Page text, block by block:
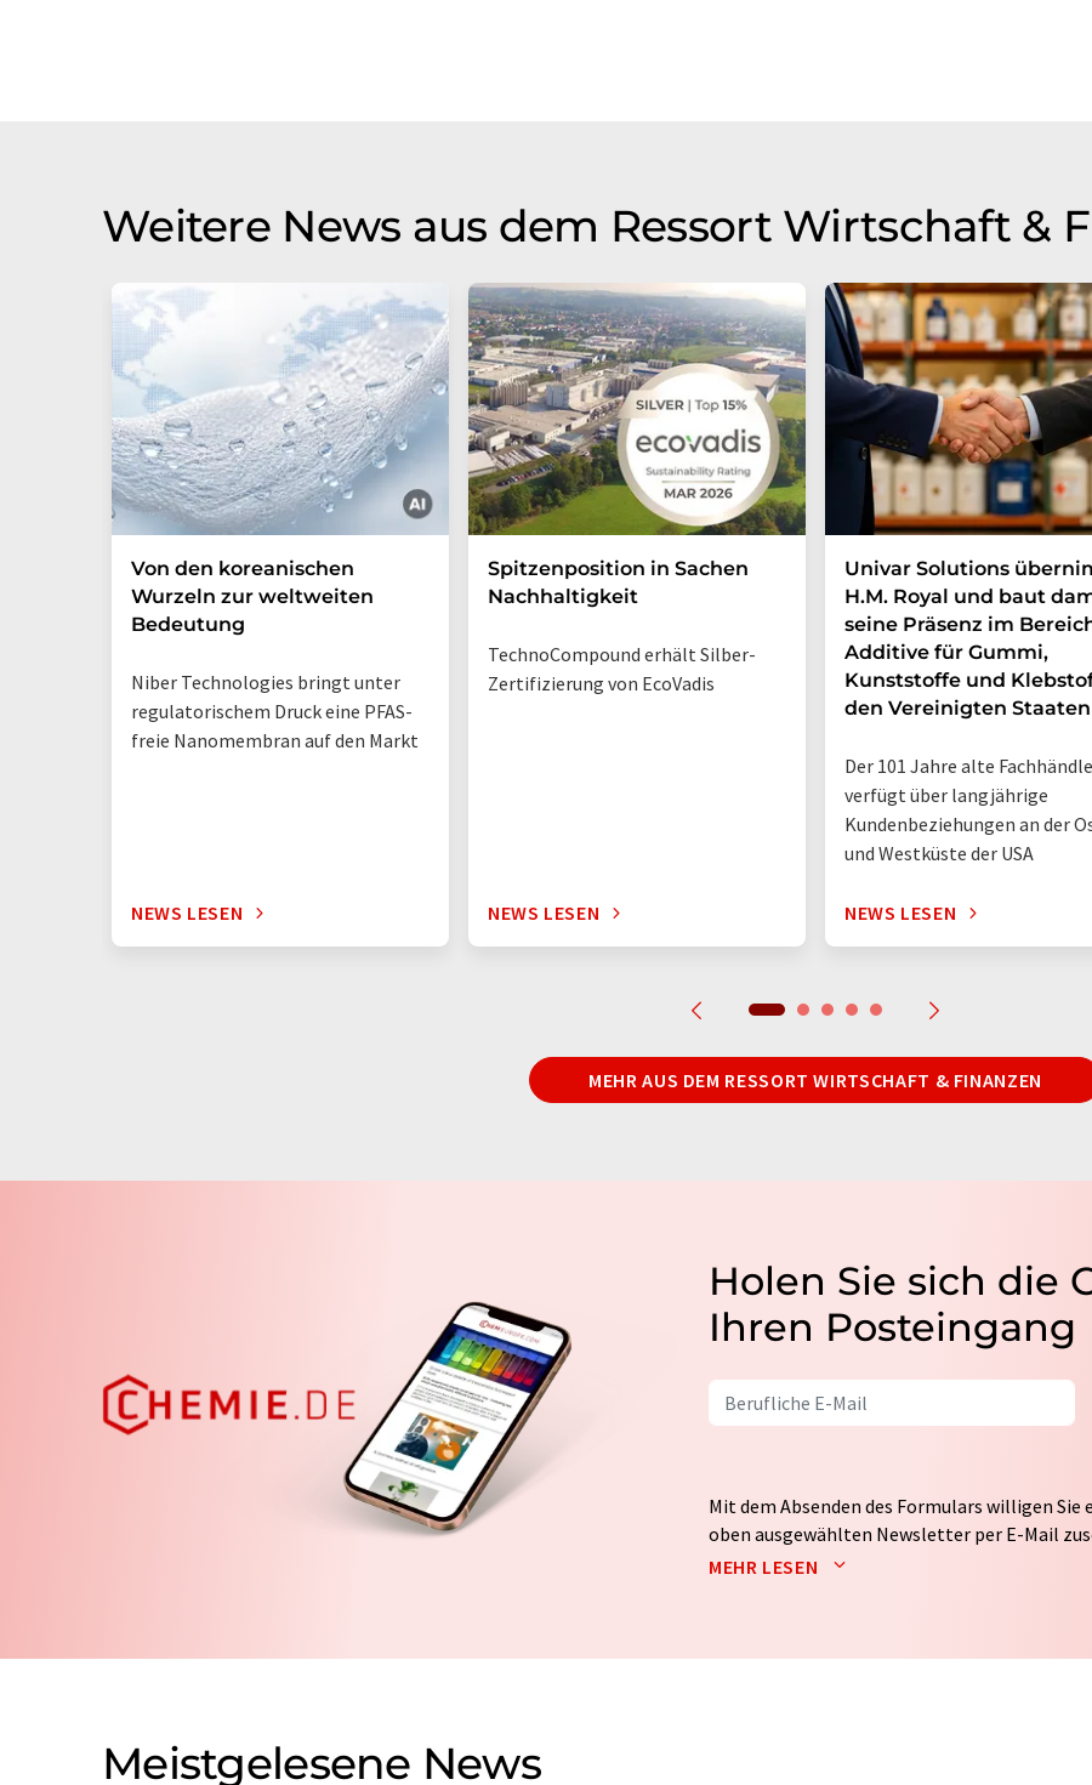
Weitere News aus dem Ressort Wirtschaft &
Von den koreanischen
Wurzeln zur weltweiten
Bedeutung
Niber Technologies bringt unter
regulatorischem Druck eine PFAS-
freie Nanomembran auf den Markt
NEWS LESEN
Spitzenposition in Sachen
Nachhaltigkeit
TechnoCompound erhält Silber-
Zertifizierung von EcoVadis
NEWS LESEN
Univar Solutions
H.M. Royal und baut
seine Präsenz im
Additive für Gummi,
Kunststoffe und
den Vereinigten
Der 101 Jahre alte
verfügt über langjährige
Kundenbeziehungen an der
und Westküste der USA
NEWS LESEN
MEHR AUS DEM RESSORT WIRTSCHAFT & FINANZEN
Holen Sie sich die
Ihren Posteingang
Mit dem Absenden des Formulars willigen Sie
oben ausgewählten Newsletter per E-Mail
weitergegeben. Die Speicherung und
MEHR LESEN
Meistgelesene News